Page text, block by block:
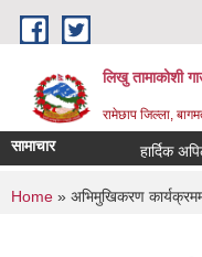
Skip to main content
लिखु तामाकोशी
रामेछाप जिल्ला,
सामाचार हार्दिक
You are here
Home » अभिमुखिकरण